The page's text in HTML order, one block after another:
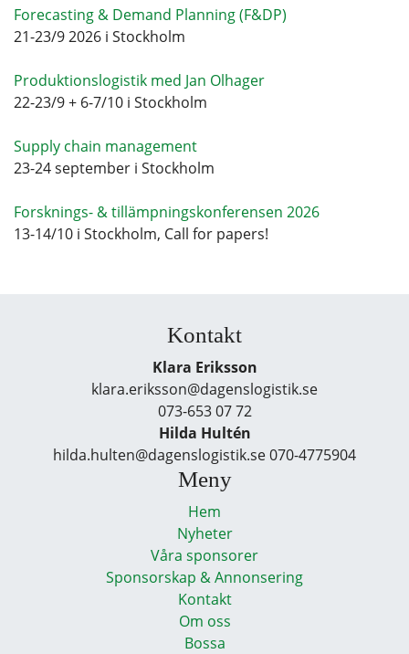
Forecasting & Demand Planning (F&DP)
21-23/9 2026 i Stockholm
Produktionslogistik med Jan Olhager
22-23/9 + 6-7/10 i Stockholm
Supply chain management
23-24 september i Stockholm
Forsknings- & tillämpningskonferensen 2026
13-14/10 i Stockholm, Call for papers!
Kontakt
Klara Eriksson
klara.eriksson@dagenslogistik.se
073-653 07 72
Hilda Hultén
hilda.hulten@dagenslogistik.se 070-4775904
Meny
Hem
Nyheter
Våra sponsorer
Sponsorskap & Annonsering
Kontakt
Om oss
Bossa